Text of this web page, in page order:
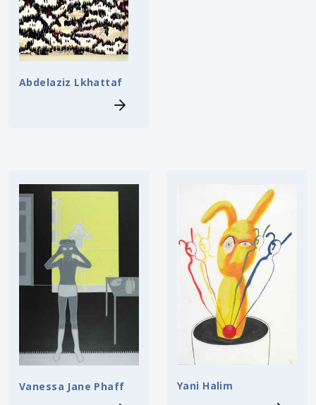
Abdelaziz Lkhattaf
Vanessa Jane Phaff Yani Halim